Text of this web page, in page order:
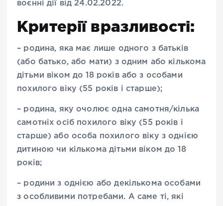
воєнні дії від 24.02.2022.
Критерії вразливості:
– родина, яка має лише одного з батьків
(або батько, або мати) з одним або кількома
дітьми віком до 18 років або з особами
похилого віку (55 років і старше);
– родина, яку очолює одна самотня/кілька
самотніх осіб похилого віку (55 років і
старше) або особа похилого віку з однією
дитиною чи кількома дітьми віком до 18
років;
– родини з однією або декількома особами
з особливими потребами. А саме ті, які